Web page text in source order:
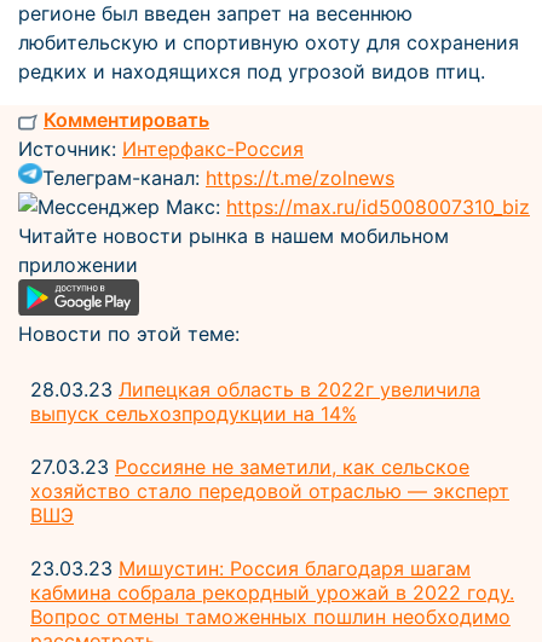
регионе был введен запрет на весеннюю
любительскую и спортивную охоту для сохранения
редких и находящихся под угрозой видов птиц.
Комментировать
Источник: Интерфакс-Россия
Телеграм-канал: https://t.me/zolnews
Мессенджер Макс: https://max.ru/id5008007310_biz
Читайте новости рынка в нашем мобильном
приложении
Новости по этой теме:
28.03.23 Липецкая область в 2022г увеличила
выпуск сельхозпродукции на 14%
27.03.23 Россияне не заметили, как сельское
хозяйство стало передовой отраслью — эксперт
ВШЭ
23.03.23 Мишустин: Россия благодаря шагам
кабмина собрала рекордный урожай в 2022 году.
Вопрос отмены таможенных пошлин необходимо